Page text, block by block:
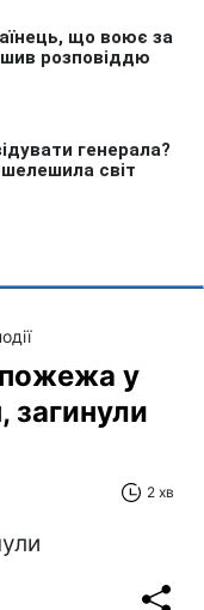
у
загинули
2 хв